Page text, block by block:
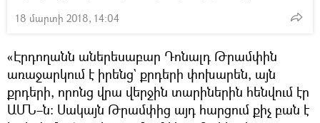
18 մարտի 2018, 14:04
«Էրդողանն աներեսաբար Դոնալդ Թրամփին
առաջարկում է իրենց` քրդերի փոխարեն, այն
քրդերի, որոնց վրա վերջին տարիներին հենվում էր
ԱՄՆ–ն։ Սակայն Թրամփից այդ հարցում քիչ բան է